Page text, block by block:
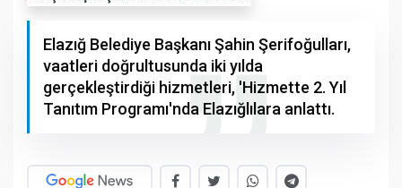
Elazığ Belediye Başkanı Şahin Şerifoğulları,
vaatleri doğrultusunda iki yılda
gerçekleştirdiği hizmetleri, 'Hizmette 2. Yıl
Tanıtım Programı'nda Elazığlılara anlattı.